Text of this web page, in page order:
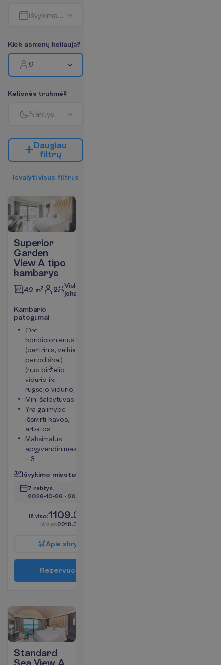
išvykimas g
Kiek asmenų keliauja?
2
Kelionės trukmė?
Naktys
Daugiau
filtrų
Išvalyti visus filtrus
Superior
Garden
View A tipo
kambarys
42 m² 2
Viskas
įskaičiuota
Kambario
patogumai
Oro
kondicionierius
(centrinis, veikia
periodiškai)
(nuo birželio
vidurio iki
rugsėjo vidurio)
Mini šaldytuvas
Yra galimybė
išsivirti kavos,
arbatos
Maksimalus
apgyvendinimas
– 3
Išvykimo miestas
7 naktys,
2026-10-26 - 2026-11-02
Iš viso:1109.00
Iš viso2218.00
Apie skry
Rezervuo
Standard
Sea View A